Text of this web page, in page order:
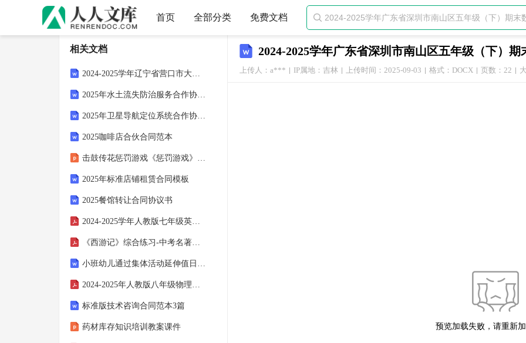
首页 全部分类 免费文档 
2024-2025学年广东省深圳市南山区五年级（下）期
上传人：a*** IP属地：吉林 上传时间：2025-09-03 格式：DOCX 页数：22
预览加载失败，请重新
相关文档
2024-2025学年辽宁省营口市大石桥市五年级（下）期末数学试卷
2025年水土流失防治服务合作协议书
2025年卫星导航定位系统合作协议书
2025咖啡店合伙合同范本
击鼓传花惩罚游戏《惩罚游戏》英语课堂游戏
2025年标准店铺租赁合同模板
2025餐馆转让合同协议书
2024-2025学年人教版七年级英语下册期中Unit 1-Unit 4 重点词汇和写作句型复习
《西游记》综合练习-中考名著与阅读
小班幼儿通过集体活动延伸值日生工作
2024-2025年人教版八年级物理下学期期末综合复习练习卷（三）
标准版技术咨询合同范本3篇
药材库存知识培训教案课件